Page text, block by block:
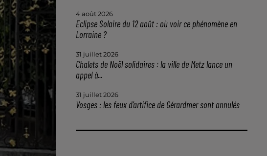
4 août 2026
Eclipse Solaire du 12 août : où voir ce phénomène en
Lorraine ?
31 juillet 2026
Chalets de Noël solidaires : la ville de Metz lance un
appel à...
31 juillet 2026
Vosges : les feux d’artifice de Gérardmer sont annulés